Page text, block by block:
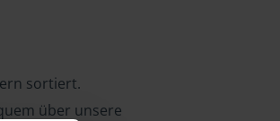
sortiert.
über unsere